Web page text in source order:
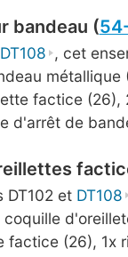
bandeau (
DT108 , cet
métallique
factice (26),
d'arrêt de
DT102 et DT108
factice (26), 1x